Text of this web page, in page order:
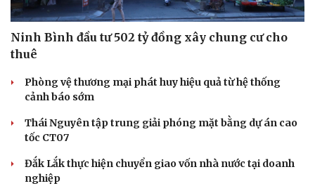
Ninh Bình đầu tư 502 tỷ đồng xây chung cư cho
thuê
Phòng vệ thương mại phát huy hiệu quả từ hệ thống
cảnh báo sớm
Thái Nguyên tập trung giải phóng mặt bằng dự án cao
tốc CT07
Đắk Lắk thực hiện chuyển giao vốn nhà nước tại doanh
nghiệp